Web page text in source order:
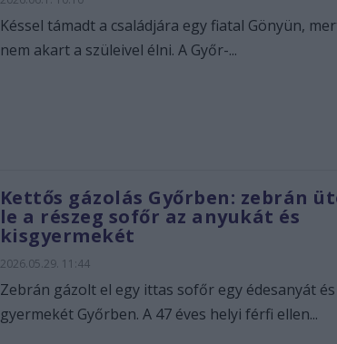
Késsel támadt a családjára egy fiatal Gönyün,
nem akart a szüleivel élni. A Győr-...
Kettős gázolás Győrben: zebrán
le a részeg sofőr az anyukát és
kisgyermekét
2026.05.29. 11:44
Zebrán gázolt el egy ittas sofőr egy édesanyát és
gyermekét Győrben. A 47 éves helyi férfi ellen...